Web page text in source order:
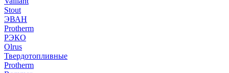
Stout
ЭВАН
Protherm
РЭКО
Olrus
Твердотопливные
Protherm